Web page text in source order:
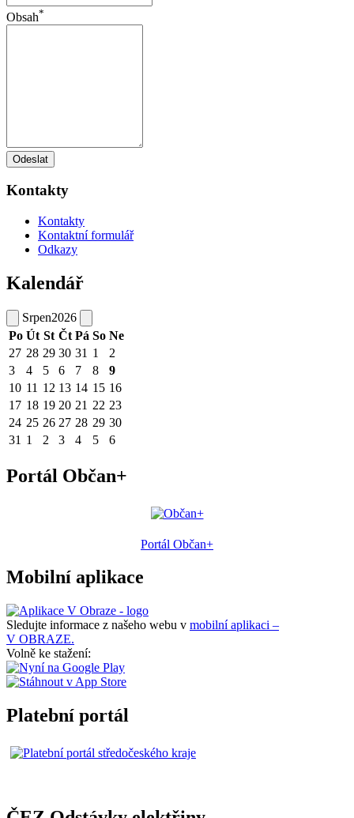
Obsah*
Odeslat
Kontakty
Kontakty
Kontaktní formulář
Odkazy
Kalendář
Srpen2026
Po Út St Čt Pá So Ne
27 28 29 30 31 1
2
3
4 5 6 7 8
9
10 11 12 13 14 15 16
17 18 19 20 21 22 23
24 25 26 27 28 29 30
31 1 2 3 4 5 6
Portál Občan+
Portál Občan+
Mobilní aplikace
Sledujte informace z našeho webu v mobilní aplikaci –
V OBRAZE.
Volně ke stažení:
Platební portál